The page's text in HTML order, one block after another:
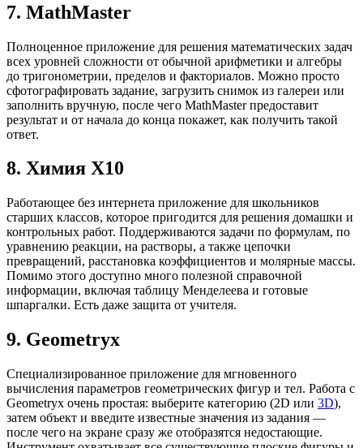
7. MathMaster
Полноценное приложение для решения математических задач
всех уровней сложности от обычной арифметики и алгебры
до тригонометрии, пределов и факториалов. Можно просто
сфотографировать задание, загрузить снимок из галереи или
заполнить вручную, после чего MathMaster предоставит
результат и от начала до конца покажет, как получить такой
ответ.
8. Химия X10
Работающее без интернета приложение для школьников
старших классов, которое пригодится для решения домашки и
контрольных работ. Поддерживаются задачи по формулам, по
уравнению реакции, на растворы, а также цепочки
превращений, расстановка коэффициентов и молярные массы.
Помимо этого доступно много полезной справочной
информации, включая таблицу Менделеева и готовые
шпаргалки. Есть даже защита от учителя.
9. Geometryx
Специализированное приложение для мгновенного
вычисления параметров геометрических фигур и тел. Работа с
Geometryx очень простая: выберите категорию (2D или 3D),
затем объект и введите известные значения из задания —
после чего на экране сразу же отобразятся недостающие.